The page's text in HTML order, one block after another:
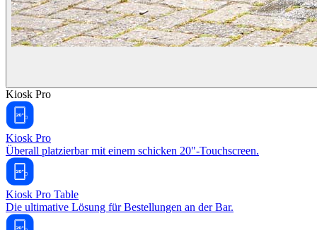
Kiosk Pro
Kiosk Pro
Überall platzierbar mit einem schicken 20"-Touchscreen.
Kiosk Pro Table
Die ultimative Lösung für Bestellungen an der Bar.